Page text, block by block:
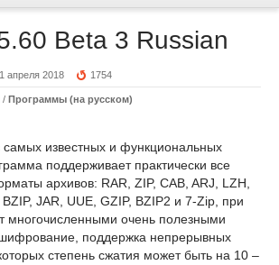
Beta 3 Russian
апреля 2018 1754
/ Программы (на русском)
самых известных и функциональных
поддерживает практически все
архивов: RAR, ZIP, CAB, ARJ, LZH,
JAR, UUE, GZIP, BZIP2 и 7-Zip, при
многочисленными очень полезными
поддержка непрерывных
степень сжатия может быть на 10 –